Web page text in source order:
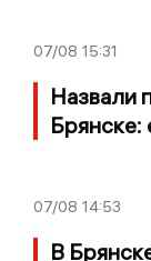
07/08 15:31
Назвали
Брянске:
07/08 14:53
В